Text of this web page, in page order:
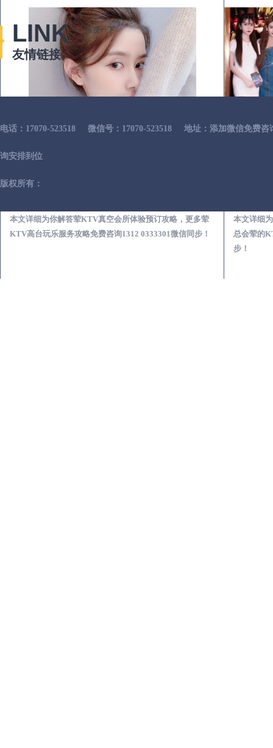
本文详细为你解答荤KTV真空会所体验预订攻略，更多荤
KTV高台玩乐服务攻略免费咨询1312 0333301微信同步！
本文详细
总会荤的
步！
LINK
友情链接
百度一下
电话：17070-523518 微信号：17070-523518 地址：添加微信免费
询安排到位
版权所有：